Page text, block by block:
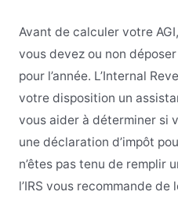
Avant de calculer votre
vous devez ou non
pour l’année. L’Internal
votre disposition un
vous aider à déterminer si
une déclaration d’impôt
n’êtes pas tenu de remplir
l’IRS vous recommande de